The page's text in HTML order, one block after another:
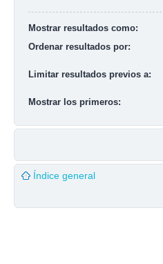
Mostrar resultados como:
Ordenar resultados por:
Limitar resultados previos a:
Mostrar los primeros:
Índice general